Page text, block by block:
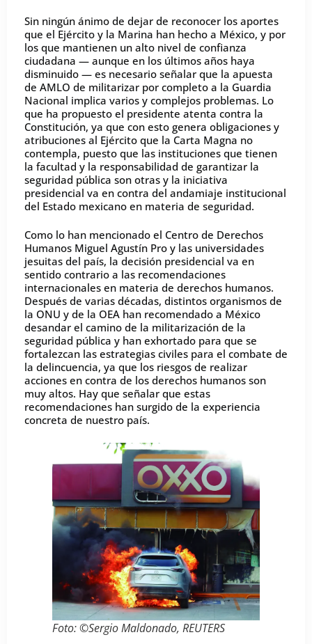
Sin ningún ánimo de dejar de reconocer los aportes
que el Ejército y la Marina han hecho a México, y por
los que mantienen un alto nivel de confianza
ciudadana — aunque en los últimos años haya
disminuido — es necesario señalar que la apuesta
de AMLO de militarizar por completo a la Guardia
Nacional implica varios y complejos problemas. Lo
que ha propuesto el presidente atenta contra la
Constitución, ya que con esto genera obligaciones y
atribuciones al Ejército que la Carta Magna no
contempla, puesto que las instituciones que tienen
la facultad y la responsabilidad de garantizar la
seguridad pública son otras y la iniciativa
presidencial va en contra del andamiaje institucional
del Estado mexicano en materia de seguridad.
Como lo han mencionado el Centro de Derechos
Humanos Miguel Agustín Pro y las universidades
jesuitas del país, la decisión presidencial va en
sentido contrario a las recomendaciones
internacionales en materia de derechos humanos.
Después de varias décadas, distintos organismos de
la ONU y de la OEA han recomendado a México
desandar el camino de la militarización de la
seguridad pública y han exhortado para que se
fortalezcan las estrategias civiles para el combate de
la delincuencia, ya que los riesgos de realizar
acciones en contra de los derechos humanos son
muy altos. Hay que señalar que estas
recomendaciones han surgido de la experiencia
concreta de nuestro país.
Foto: ©Sergio Maldonado, REUTERS